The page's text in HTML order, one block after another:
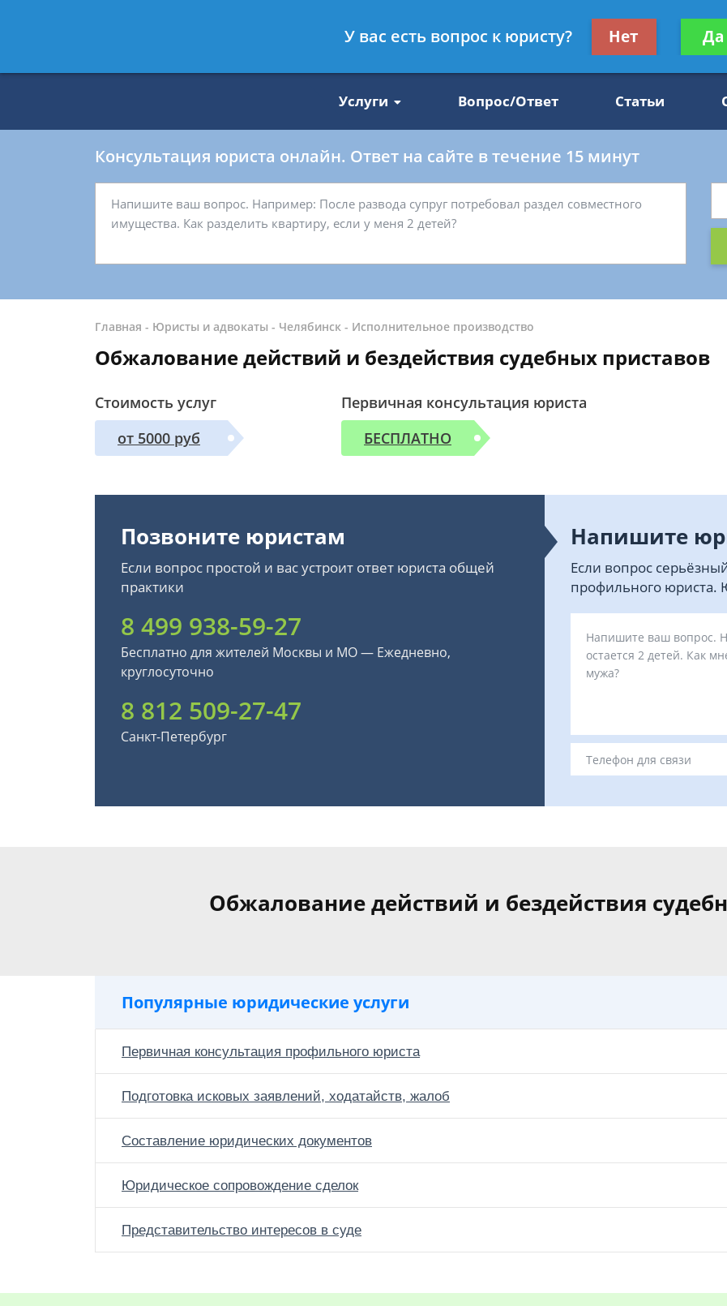
8 812 509-27-47
Получите
Услуги Вопрос/Ответ Статьи
Консультация юриста онлайн. Ответ на сайте в течение 15 минут
Главная - Юристы и адвокаты - Челябинск - Исполнительное производство
Обжалование действий и бездействия судебных приставов
Стоимость услуг
от 5000 руб
Первичная консультация юриста
БЕСПЛАТНО
Позвоните юристам
Если вопрос простой и вас устроит ответ юриста общей
практики
8 499 938-59-27
Бесплатно для жителей Москвы и МО — Ежедневно,
круглосуточно
8 812 509-27-47
Санкт-Петербург
Напишите
Если вопрос
профильного юриста.
Обжалование действий и бездействия
Популярные юридические услуги
Первичная консультация профильного юриста
Подготовка исковых заявлений, ходатайств, жалоб
Составление юридических документов
Юридическое сопровождение сделок
Представительство интересов в суде
У вас есть вопрос к юристу? Нет Да